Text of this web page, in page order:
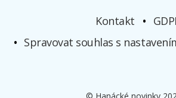
Kontakt
Spravovat souhlas s